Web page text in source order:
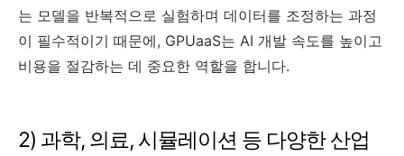
는 모델을 반복적으로 실험하며 데이터를 조정하는 과정
이 필수적이기 때문에, GPUaaS는 AI 개발 속도를 높이고
비용을 절감하는 데 중요한 역할을 합니다.
2) 과학, 의료, 시뮬레이션 등 다양한 산업